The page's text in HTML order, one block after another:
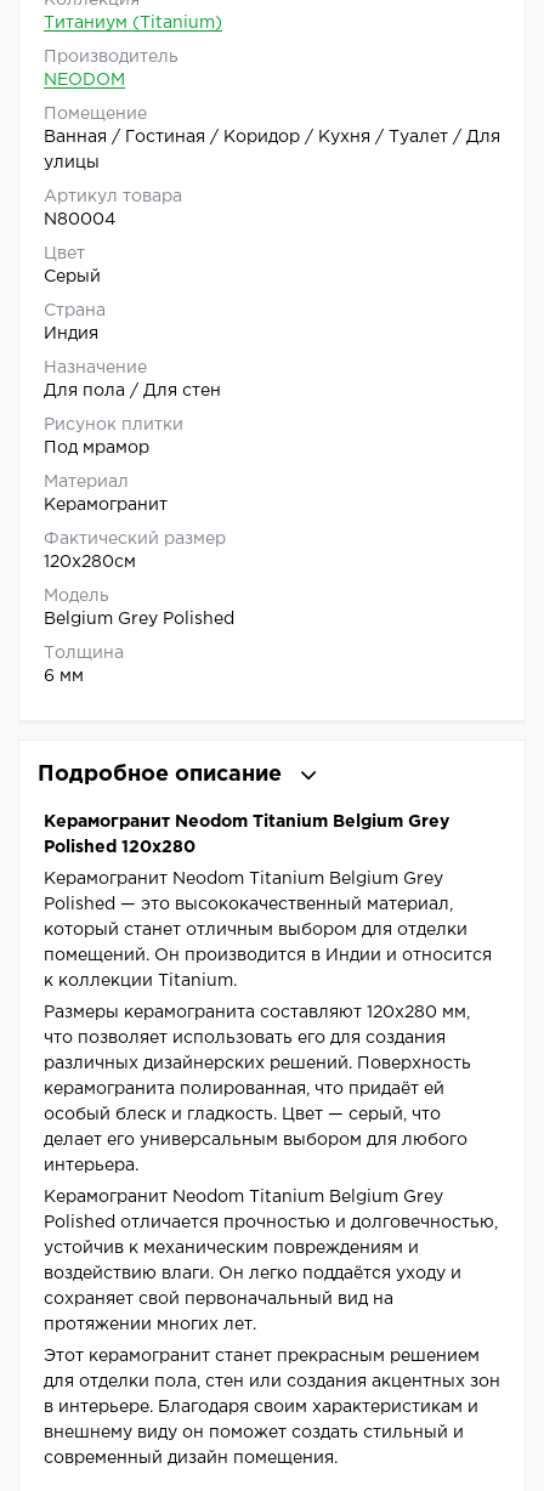
Титаниум (Titanium)
Производитель
NEODOM
Помещение
Ванная / Гостиная / Коридор / Кухня / Туалет / Для
улицы
Артикул товара
N80004
Цвет
Серый
Страна
Индия
Назначение
Для пола / Для стен
Рисунок плитки
Под мрамор
Материал
Керамогранит
Фактический размер
120x280см
Модель
Belgium Grey Polished
Толщина
6 мм
Подробное описание
Керамогранит Neodom Titanium Belgium Grey
Polished 120x280
Керамогранит Neodom Titanium Belgium Grey
Polished — это высококачественный материал,
который станет отличным выбором для отделки
помещений. Он производится в Индии и относится
к коллекции Titanium.
Размеры керамогранита составляют 120x280 мм,
что позволяет использовать его для создания
различных дизайнерских решений. Поверхность
керамогранита полированная, что придаёт ей
особый блеск и гладкость. Цвет — серый, что
делает его универсальным выбором для любого
интерьера.
Керамогранит Neodom Titanium Belgium Grey
Polished отличается прочностью и долговечностью,
устойчив к механическим повреждениям и
воздействию влаги. Он легко поддаётся уходу и
сохраняет свой первоначальный вид на
протяжении многих лет.
Этот керамогранит станет прекрасным решением
для отделки пола, стен или создания акцентных зон
в интерьере. Благодаря своим характеристикам и
внешнему виду он поможет создать стильный и
современный дизайн помещения.